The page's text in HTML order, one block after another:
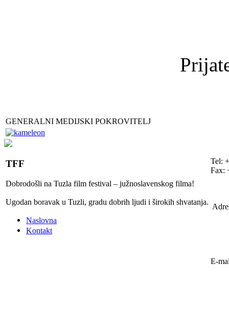
GENERALNI MEDIJSKI POKROVITELJ
TFF
Dobrodošli na Tuzla film festival – južnoslavenskog filma!
Ugodan boravak u Tuzli, gradu dobrih ljudi i širokih shvatanja.
Naslovna
Kontakt
Tel:
Fax:
E-